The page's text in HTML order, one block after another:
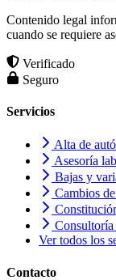
Contenido legal
cuando se requiere
Verificado
Seguro
Servicios
Alta de
Asesoría
Bajas y
Cambios
Consultoría
Ver todos los
Contacto